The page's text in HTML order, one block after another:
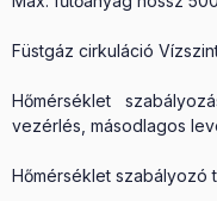
Füstgáz cirkuláció
Hőmérséklet
vezérlés, másodlagos
Hőmérséklet szabályozó